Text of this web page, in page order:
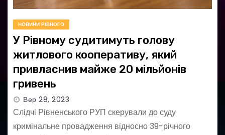
НОВИНИ РІВНОГО
У Рівному судитимуть голову
житлового кооперативу, який
привласнив майже 20 мільйонів
гривень
Вер 28, 2023
Слідчі Рівненського РУП скерували до суду
кримінальне провадження відносно 39-річного